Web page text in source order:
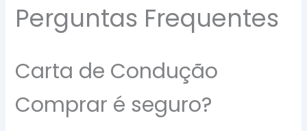
Perguntas Frequentes
Carta de Condução
Comprar é seguro?